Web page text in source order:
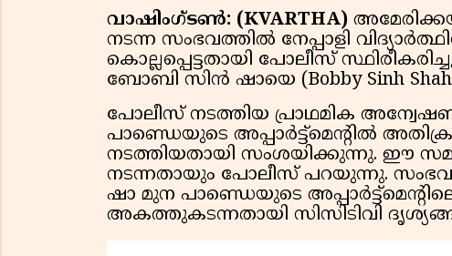
വാഷിംഗ്ടൺ: (KVARTHA)
നടന്ന സംഭവത്തിൽ നേപ്പാളി
കൊല്ലപ്പെട്ടതായി പോലീസ്
ബോബി സിൻ ഷായെ (Bobby Sinh
പോലീസ് നടത്തിയ പ്രാഥമിക
പാണ്ഡെയുടെ അപ്പാർട്ട്‌മെന്റിൽ
നടത്തിയതായി സംശയിക്കുന്നു. ഈ
നടന്നതായും പോലീസ് പറയുന്നു.
ഷാ മുന പാണ്ഡെയുടെ
അകത്തുകടന്നതായി സിസിടിവി